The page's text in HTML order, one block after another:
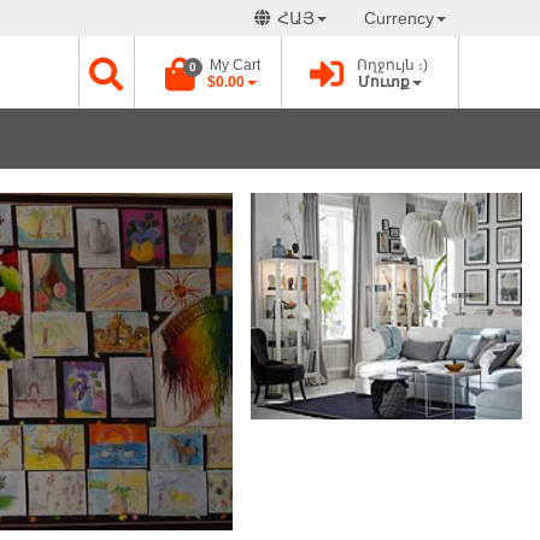
ՀԱՅ Currency
My Cart
0
$0.00
Ողջույն ։)
Մուտք